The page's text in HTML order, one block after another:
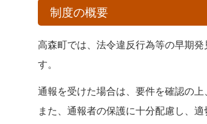
制度の概要
高森町では、法令違反行為等の早期
す。
通報を受けた場合は、要件を確認の
また、通報者の保護に十分配慮し、適